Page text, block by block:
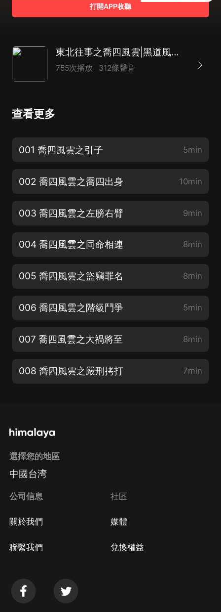
打開APP收聽
東北往事之喬四風雲|黑道風雲二十年|狂飆（東北版）
755次播放 312條聲音
查看更多
001 喬四風雲之引子 5min
002 喬四風雲之喬四出身 10min
003 喬四風雲之左膀右臂 9min
004 喬四風雲之同命相連 8min
005 喬四風雲之盜竊罪名 8min
006 喬四風雲之階級鬥爭 5min
007 喬四風雲之大禍將至 8min
008 喬四風雲之嚴刑拷打 7min
選擇您的地區
中國台湾
公司信息
關於我們
聯繫我們
社區
媒體
兌換權益